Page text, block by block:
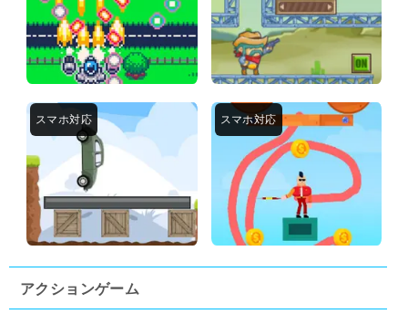
アクションゲーム